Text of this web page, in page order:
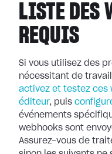
LISTE DES
REQUIS
Si vous utilisez des
nécessitant de
activez et testez ces
éditeur, puis
événements
webhooks sont
Assurez-vous de